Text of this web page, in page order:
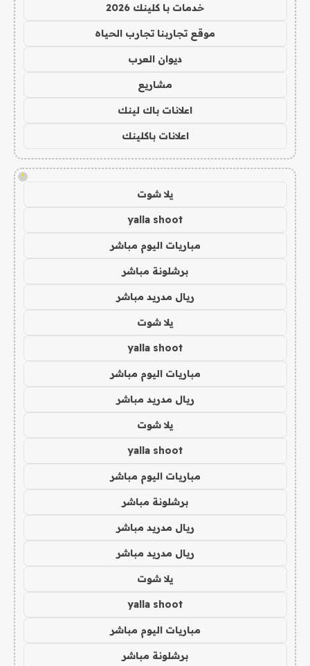
خدمات با كلينك 2026
موقع تجاربنا تجارب الحياه
ديوان العرب
مشاريع
اعلانات باك لينك
اعلانات باكلينك
!
يلا شوت
yalla shoot
مباريات اليوم مباشر
برشلونة مباشر
ريال مدريد مباشر
يلا شوت
yalla shoot
مباريات اليوم مباشر
ريال مدريد مباشر
يلا شوت
yalla shoot
مباريات اليوم مباشر
برشلونة مباشر
ريال مدريد مباشر
ريال مدريد مباشر
يلا شوت
yalla shoot
مباريات اليوم مباشر
برشلونة مباشر